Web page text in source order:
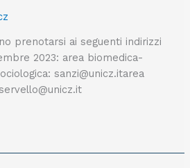
prenotarsi ai seguenti indirizzi
2023: area biomedica-
sanzi@unicz.itarea